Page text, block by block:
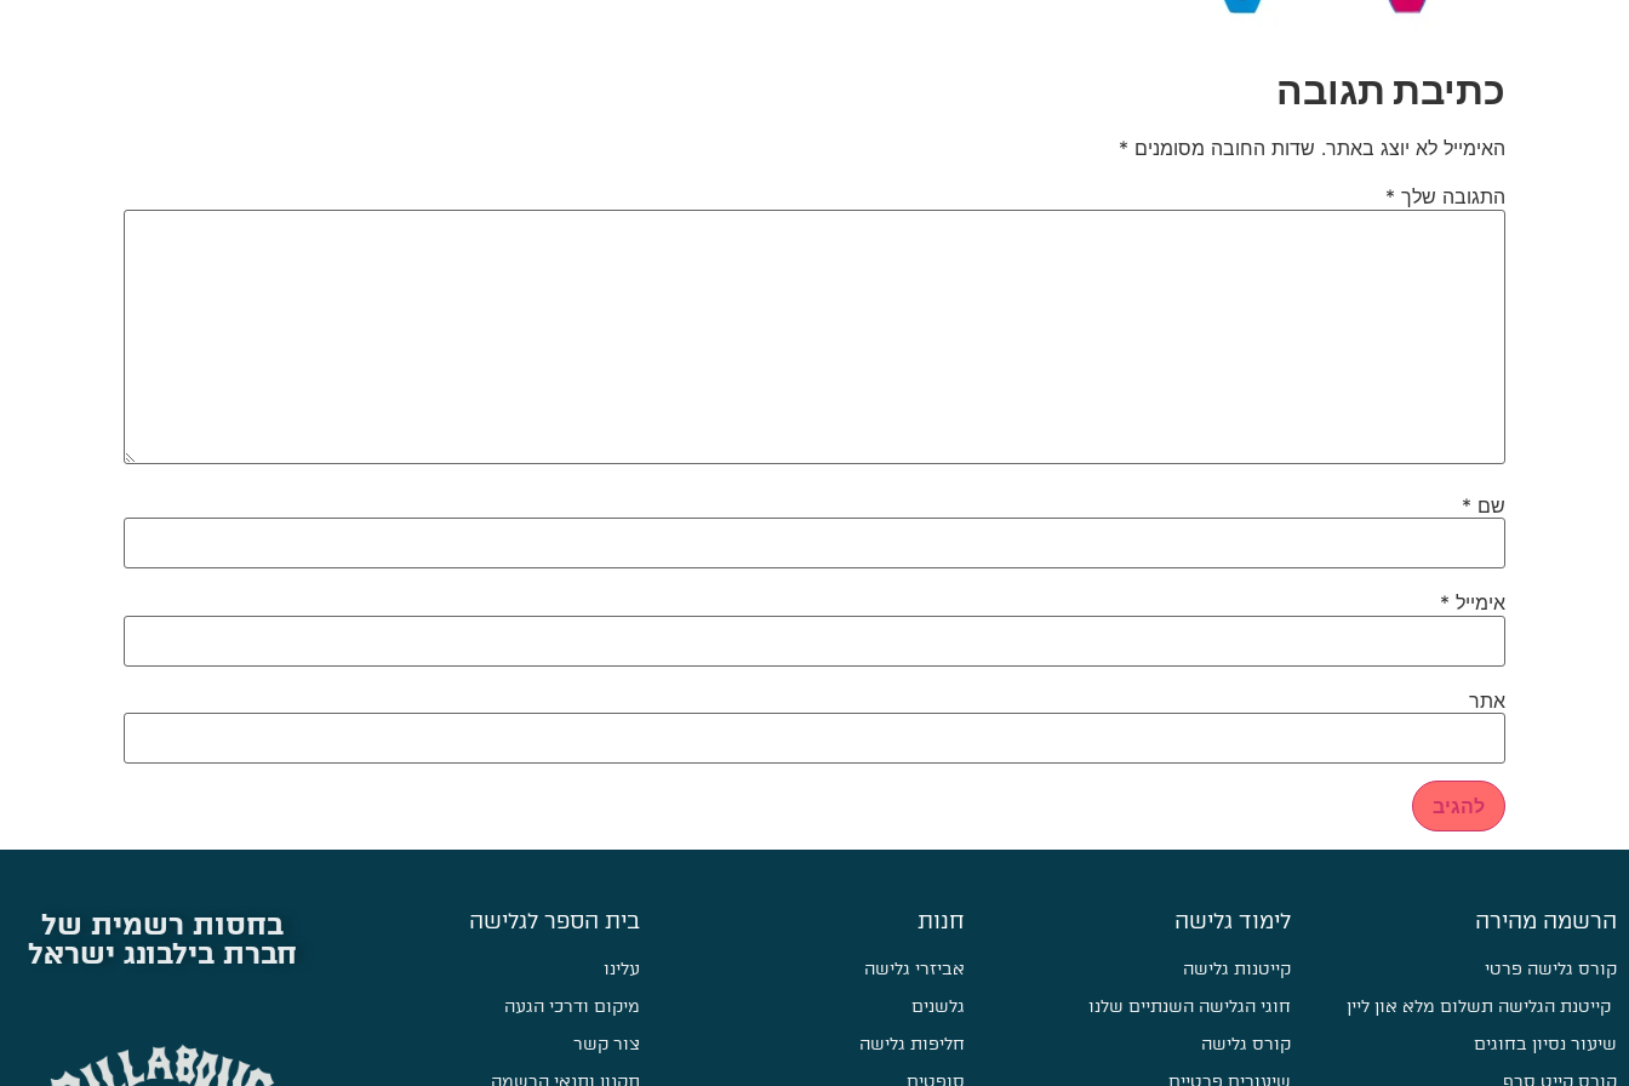
כתיבת תגובה
האימייל לא יוצג באתר. שדות החובה מסומנים *
התגובה שלך *
שם *
אימייל *
אתר
הרשמה מהירה
קורס גלישה פרטי
קייטנת הגלישה תשלום מלא און ליין
שיעור נסיון בחוגים
קורס קייט סרף
לימוד גלישה
קייטנות גלישה
חוגי הגלישה השנתיים שלנו
קורס גלישה
שיעורים פרטיים
חנות
אביזרי גלישה
גלשנים
חליפות גלישה
סופטים
בית הספר לגלישה
עלינו
מיקום ודרכי הגעה
צור קשר
תקנון ותנאי הרשמה
בחסות רשמית של
חברת בילבונג ישראל